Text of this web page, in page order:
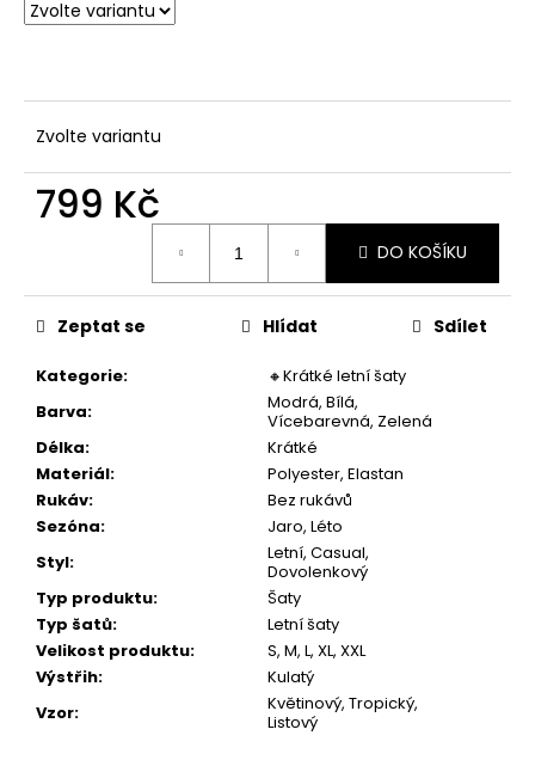
Zvolte variantu
799 Kč
DO KOŠÍKU
Kategorie:
🔸Krátké letní šaty
Barva:
Modrá, Bílá,
Vícebarevná, Zelená
Délka:
Krátké
Materiál:
Polyester, Elastan
Rukáv:
Bez rukávů
Sezóna:
Jaro, Léto
Styl:
Letní, Casual,
Dovolenkový
Typ produktu:
Šaty
Typ šatů:
Letní šaty
Velikost produktu:
S, M, L, XL, XXL
Výstřih:
Kulatý
Vzor:
Květinový, Tropický,
Listový
Zeptat se Hlídat Sdílet
j
e
DÁMSKÉ
DLOUHÉ
LETNÍ
973